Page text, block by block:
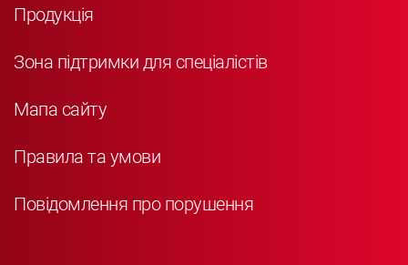
Продукція
Зона підтримки для спеціалістів
Мапа сайту
Правила та умови
Повідомлення про порушення